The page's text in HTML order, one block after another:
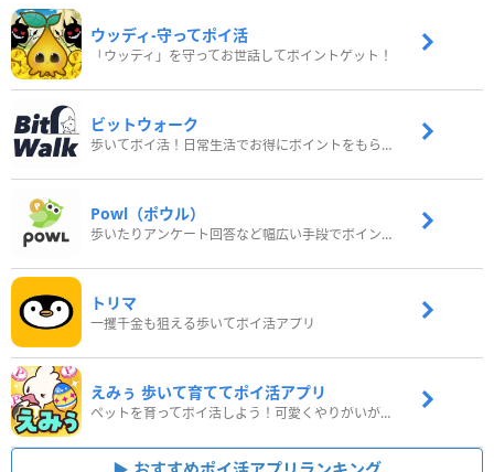
ウッディ‐守ってポイ活
「ウッディ」を守ってお世話してポイントゲット！
ビットウォーク
歩いてポイ活！日常生活でお得にポイントをもらおう
Powl（ポウル）
歩いたりアンケート回答など幅広い手段でポイントをゲット
トリマ
一攫千金も狙える歩いてポイ活アプリ
えみぅ 歩いて育ててポイ活アプリ
ペットを育ってポイ活しよう！可愛くやりがいがある新感覚アプリ